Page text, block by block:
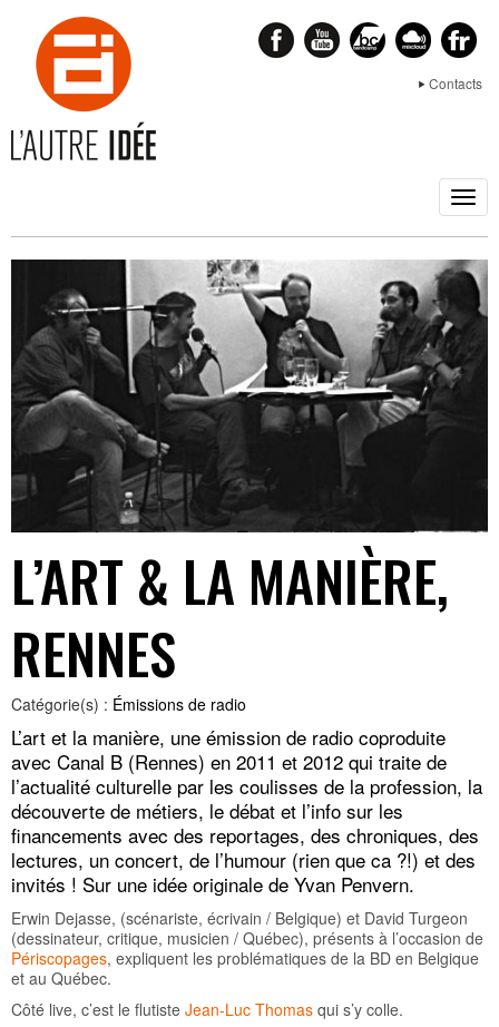
Contacts
L’ART & LA MANIÈRE,
RENNES
Catégorie(s) : Émissions de radio
L’art et la manière, une émission de radio coproduite
avec Canal B (Rennes) en 2011 et 2012 qui traite de
l’actualité culturelle par les coulisses de la profession, la
découverte de métiers, le débat et l’info sur les
financements avec des reportages, des chroniques, des
lectures, un concert, de l’humour (rien que ca ?!) et des
invités ! Sur une idée originale de Yvan Penvern.
Erwin Dejasse, (scénariste, écrivain / Belgique) et David Turgeon
(dessinateur, critique, musicien / Québec), présents à l’occasion de
Périscopages, expliquent les problématiques de la BD en Belgique
et au Québec.
Côté live, c’est le flutiste Jean-Luc Thomas qui s’y colle.